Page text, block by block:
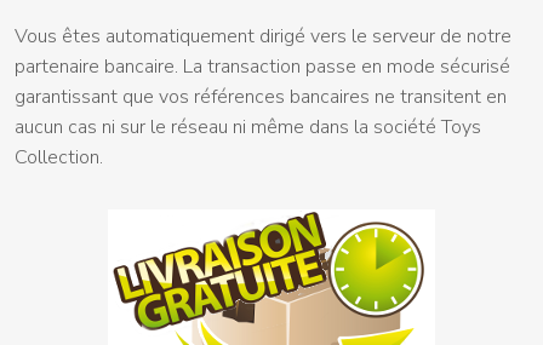
Vous êtes automatiquement dirigé vers le serveur de notre
partenaire bancaire. La transaction passe en mode sécurisé
garantissant que vos références bancaires ne transitent en
aucun cas ni sur le réseau ni même dans la société Toys
Collection.